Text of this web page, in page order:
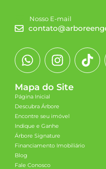
Nosso E-mail
Mapa do Site
Página Inicial
Descubra Árbore
Encontre seu imóvel
Indique e Ganhe
Árbore Signature
Financiamento Imobiliário
Blog
Fale Conosco